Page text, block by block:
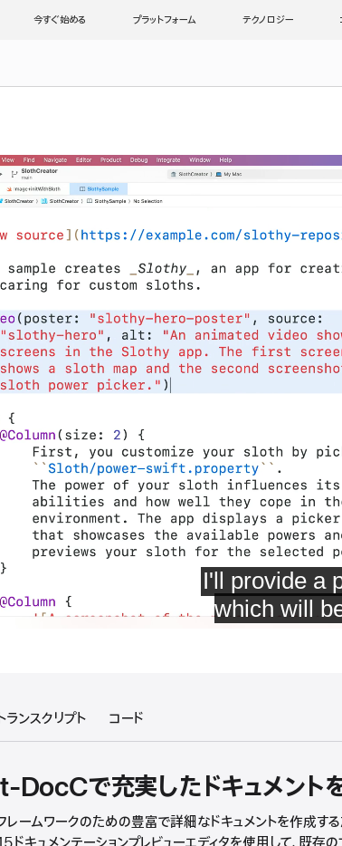
今すぐ始める プラットフォーム テクノロジー
ランスクリプト コード
DocCで充実したドキュメント
レームワークのための豊富で詳細なドキュメントを作成